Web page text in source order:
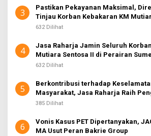
3
Pastikan Pekayanan Maksimal,
Tinjau Korban Kebakaran KM
632 Dilihat
4
Jasa Raharja Jamin Seluruh
Mutiara Sentosa II di Perairan
632 Dilihat
5
Berkontribusi terhadap
Masyarakat, Jasa Raharja Raih
Transportasi Indonesia Awards
385 Dilihat
6
Vonis Kasus PET Dipertanyakan,
MA Usut Peran Bakrie Group